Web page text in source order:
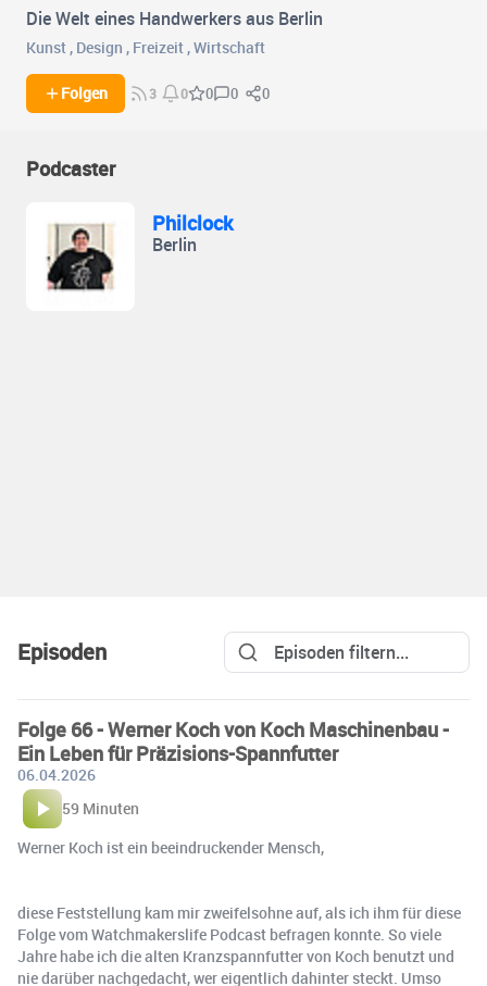
Die Welt eines Handwerkers aus Berlin
Kunst , Design , Freizeit ,Wirtschaft
Folgen 3 0 0 0 0
Podcaster
Philclock
Berlin
Episoden
Folge 66 - Werner Koch von Koch Maschinenbau -
Ein Leben für Präzisions-Spannfutter
06.04.2026
59 Minuten
Werner Koch ist ein beeindruckender Mensch,
diese Feststellung kam mir zweifelsohne auf, als ich ihm für diese
Folge vom Watchmakerslife Podcast befragen konnte. So viele
Jahre habe ich die alten Kranzspannfutter von Koch benutzt und
nie darüber nachgedacht, wer eigentlich dahinter steckt. Umso